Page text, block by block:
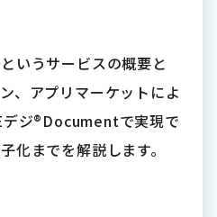
いうサービスの概要と
、アプリマーケットによ
ジ®Documentで実現で
化までを解説します。